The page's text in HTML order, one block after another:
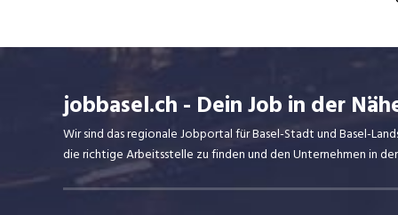
jobbasel.ch - Dein Job in der
Wir sind das regionale Jobportal für Basel-Stadt und Basel-
die richtige Arbeitsstelle zu finden und den Unternehmen in